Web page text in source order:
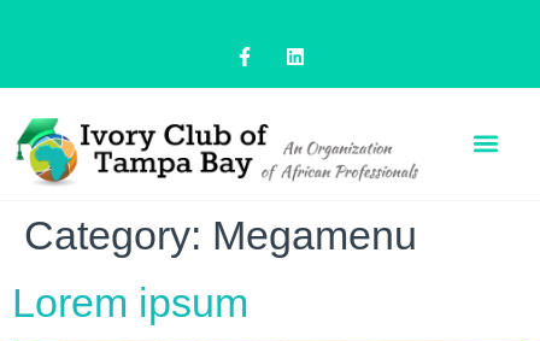
Category: Megamenu
Lorem ipsum